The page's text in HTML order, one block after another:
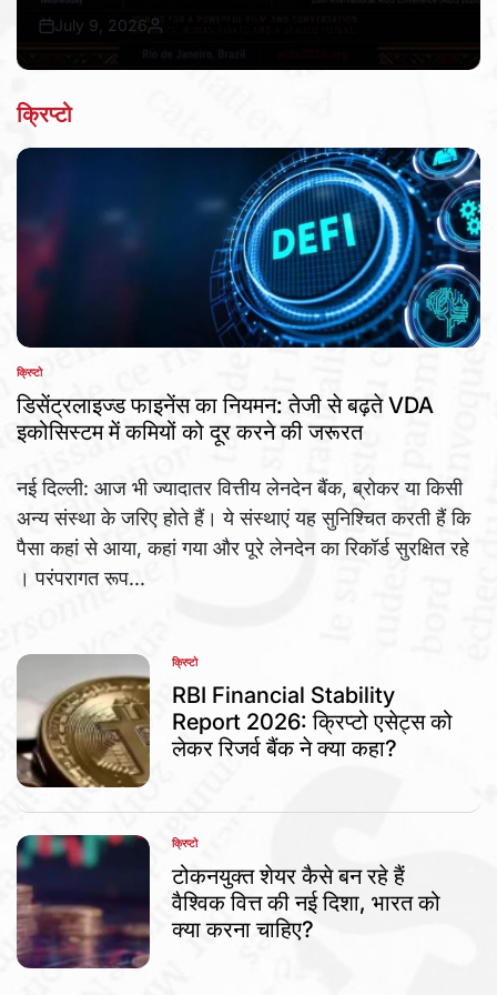
Post
July 9, 2026
By:
क्रिप्टो
POSTED
IN
क्रिप्टो
डिसेंट्रलाइज्ड फाइनेंस का नियमन: तेजी से बढ़ते VDA
इकोसिस्टम में कमियों को दूर करने की जरूरत
नई दिल्ली: आज भी ज्यादातर वित्तीय लेनदेन बैंक, ब्रोकर या किसी
अन्य संस्था के जरिए होते हैं। ये संस्थाएं यह सुनिश्चित करती हैं कि
पैसा कहां से आया, कहां गया और पूरे लेनदेन का रिकॉर्ड सुरक्षित रहे
। परंपरागत रूप...
POSTED
IN
क्रिप्टो
RBI Financial Stability
Report 2026: क्रिप्टो एसेट्स को
लेकर रिजर्व बैंक ने क्या कहा?
POSTED
IN
क्रिप्टो
टोकनयुक्त शेयर कैसे बन रहे हैं
वैश्विक वित्त की नई दिशा, भारत को
क्या करना चाहिए?